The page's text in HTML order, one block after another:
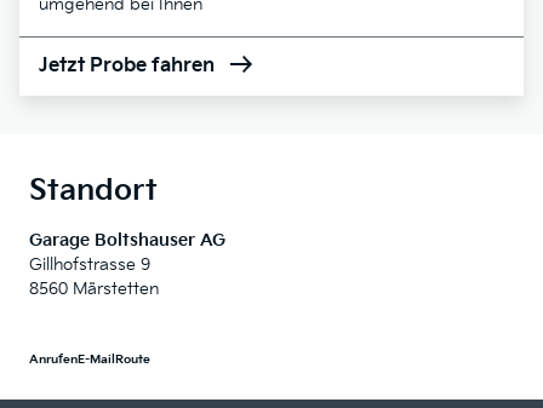
umgehend bei Ihnen
Jetzt Probe fahren
Standort
Garage Boltshauser AG
Gillhofstrasse 9
8560 Märstetten
AnrufenE-Mail Route